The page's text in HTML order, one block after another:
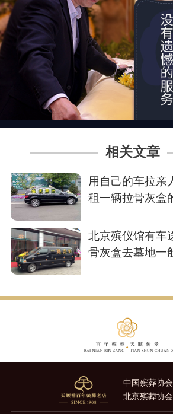
相关文章
用自己的车拉亲
租一辆拉骨灰盒
北京殡仪馆有车
骨灰盒去墓地一
中国殡葬协
北京殡葬协